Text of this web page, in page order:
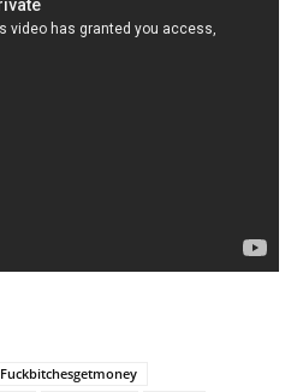
Fuckbitchesgetmoney